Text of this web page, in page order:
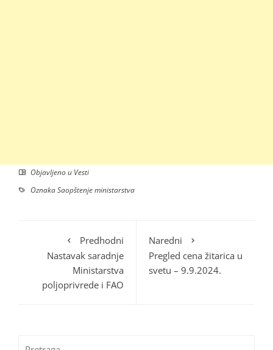
Objavljeno u Vesti
OznakaSaopštenje ministarstva
Predhodni
Nastavak saradnje
Ministarstva
poljoprivrede i FAO
Naredni
Pregled cena žitarica u
svetu – 9.9.2024.